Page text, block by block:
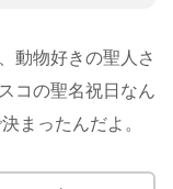
動物好きの聖人さ
コの聖名祝日なん
まったんだよ。